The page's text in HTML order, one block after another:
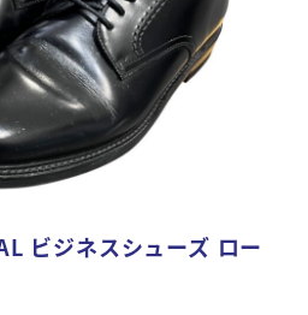
ビジネスシューズ ロー